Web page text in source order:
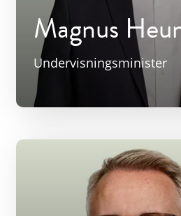
Magnus
Undervisningsminister